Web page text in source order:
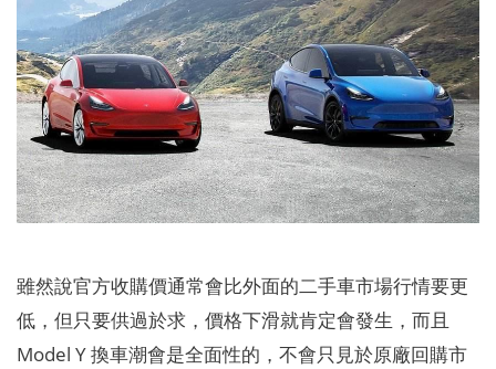
雖然說官方收購價通常會比外面的二手車市場行情要更
低，但只要供過於求，價格下滑就肯定會發生，而且
Model Y 換車潮會是全面性的，不會只見於原廠回購市